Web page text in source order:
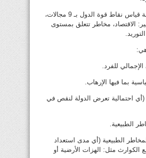
وتضمنت الدراسة قياس نقاط قوة الدول بـ 9 مجالات،
في 3 معايير: الاقتصاد، مخاطر تتعلق بمستوى
(أي احتمالية تعرض الدولة لنقص في
الطبيعية (أي مدى استعداد
الكوارث مثل: الهزات الأرضية أو